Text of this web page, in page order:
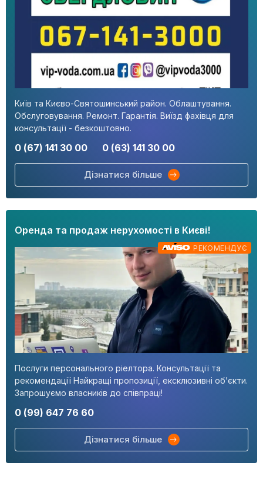
Київ та Києво-Святошинський район. Облаштування.
Обслуговування. Ремонт. Гарантія. Виїзд фахівця для
консультації - безкоштовно.
0 (67) 141 30 00 0 (63) 141 30 00
Дізнатися більше
Послуги персонального ріелтора. Консультації та
рекомендації Найкращі пропозиції, ексклюзивні об’єкти.
Запрошуємо власників до співпраці!
0 (99) 647 76 60
Дізнатися більше
Оренда та продаж нерухомості в Києві!
РЕКОМЕНДУЄ